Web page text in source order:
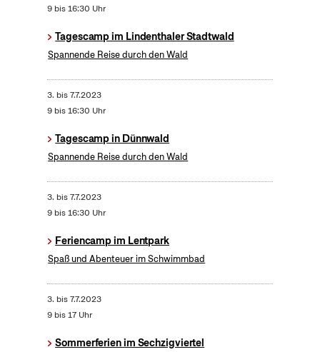
9 bis 16:30 Uhr
Tagescamp im Lindenthaler Stadtwald
Spannende Reise durch den Wald
3. bis7.7.2023
9 bis 16:30 Uhr
Tagescamp in Dünnwald
Spannende Reise durch den Wald
3. bis7.7.2023
9 bis 16:30 Uhr
Feriencamp im Lentpark
Spaß und Abenteuer im Schwimmbad
3. bis7.7.2023
9 bis 17 Uhr
Sommerferien im Sechzigviertel